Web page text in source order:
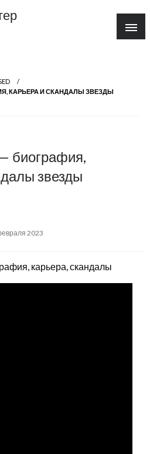
КАРЬЕРА И СКАНДАЛЫ ЗВЕЗДЫ
биография,
звезды
2023